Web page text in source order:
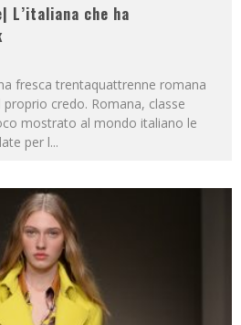
L’italiana che ha
fresca trentaquattrenne romana
credo. Romana, classe
mostrato al mondo italiano le
per l...